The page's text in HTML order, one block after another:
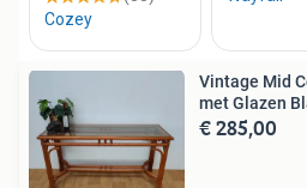
Vintage Mid
met Glazen
€ 285,00